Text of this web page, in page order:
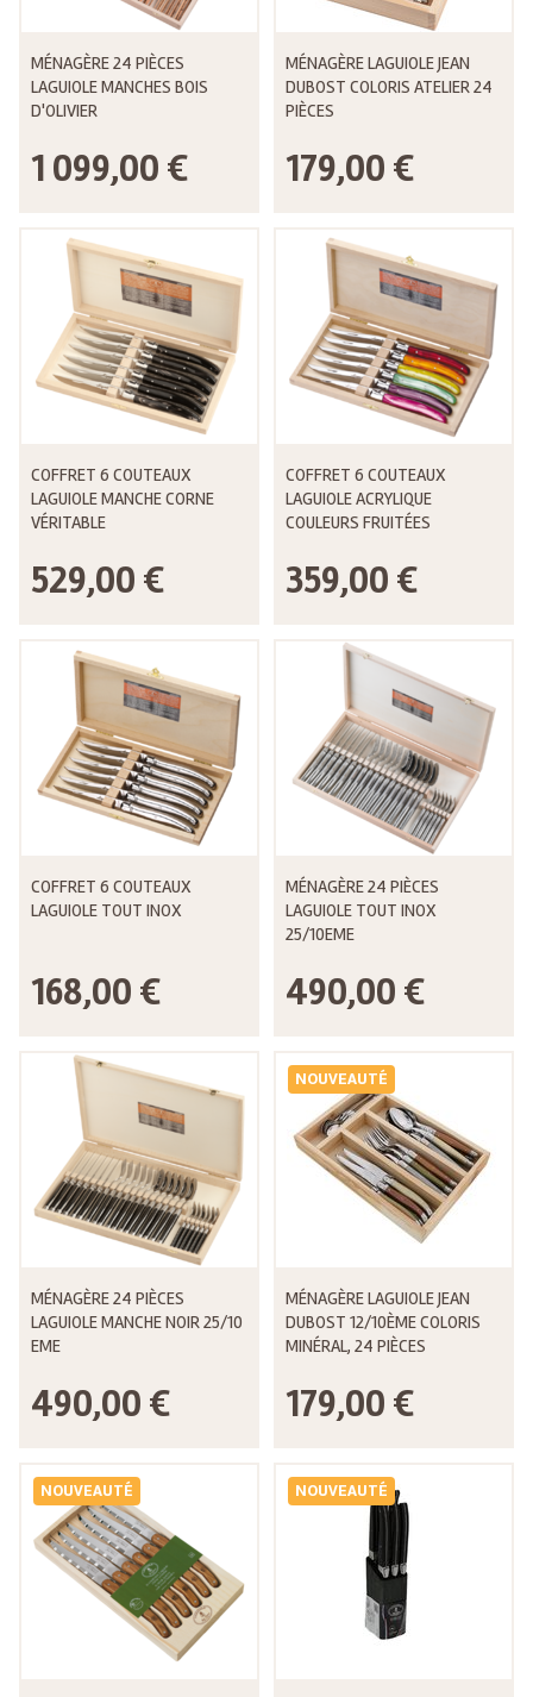
MÉNAGÈRE 24 PIÈCES
LAGUIOLE MANCHES BOIS
D'OLIVIER
1 099,00 €
MÉNAGÈRE LAGUIOLE JEAN
DUBOST COLORIS ATELIER 24
PIÈCES
179,00 €
COFFRET 6 COUTEAUX
LAGUIOLE MANCHE CORNE
VÉRITABLE
529,00 €
COFFRET 6 COUTEAUX
LAGUIOLE ACRYLIQUE
COULEURS FRUITÉES
359,00 €
COFFRET 6 COUTEAUX
LAGUIOLE TOUT INOX
168,00 €
MÉNAGÈRE 24 PIÈCES
LAGUIOLE TOUT INOX
25/10EME
490,00 €
MÉNAGÈRE 24 PIÈCES
LAGUIOLE MANCHE NOIR 25/10
EME
490,00 €
NOUVEAUTÉ
MÉNAGÈRE LAGUIOLE JEAN
DUBOST 12/10ÈME COLORIS
MINÉRAL, 24 PIÈCES
179,00 €
NOUVEAUTÉ NOUVEAUTÉ